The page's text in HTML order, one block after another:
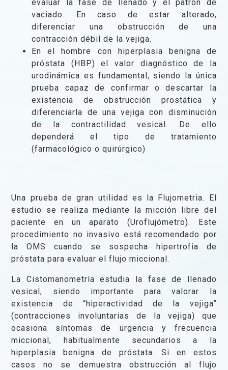
evaluar la fase de llenado y el patrón de
vaciado. En caso de estar alterado,
diferenciar una obstrucción de una
contracción débil de la vejiga.
En el hombre con hiperplasia benigna de
próstata (HBP) el valor diagnóstico de la
urodinámica es fundamental, siendo la única
prueba capaz de confirmar o descartar la
existencia de obstrucción prostática y
diferenciarla de una vejiga con disminución
de la contractilidad vesical. De ello
dependerá el tipo de tratamiento
(farmacológico o quirúrgico)
Una prueba de gran utilidad es la Flujometria. El
estudio se realiza mediante la micción libre del
paciente en un aparato (Uroflujómetro). Este
procedimiento no invasivo está recomendado por
la OMS cuando se sospecha hipertrofia de
próstata para evaluar el flujo miccional.
La Cistomanometría estudia la fase de llenado
vesical, siendo importante para valorar la
existencia de “hiperactividad de la vejiga”
(contracciones involuntarias de la vejiga) que
ocasiona síntomas de urgencia y frecuencia
miccional, habitualmente secundarios a la
hiperplasia benigna de próstata. Si en estos
casos no se demuestra obstrucción al flujo